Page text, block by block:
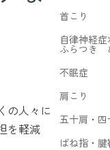
の人々に
を軽減
首こり
自律神経症
ふらつき
不眠症
肩こり
五十肩・四
ばね指・